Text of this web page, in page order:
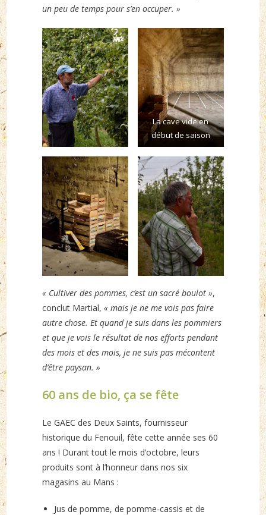
un peu de temps pour s’en occuper. »
La cave vide en
début de saison
« Cultiver des pommes, c’est un sacré boulot »,
conclut Martial,« mais je ne me vois pas faire
autre chose. Et quand je suis dans les pommiers
et que je vois le résultat de nos efforts pendant
des mois et des mois, je ne suis pas mécontent
d’être paysan. »
60 ans de bio, ça se fête
Le GAEC des Deux Saints, fournisseur
historique du Fenouil, fête cette année ses 60
ans ! Durant tout le mois d’octobre, leurs
produits sont à l’honneur dans nos six
magasins au Mans :
Jus de pomme, de pomme-cassis et de